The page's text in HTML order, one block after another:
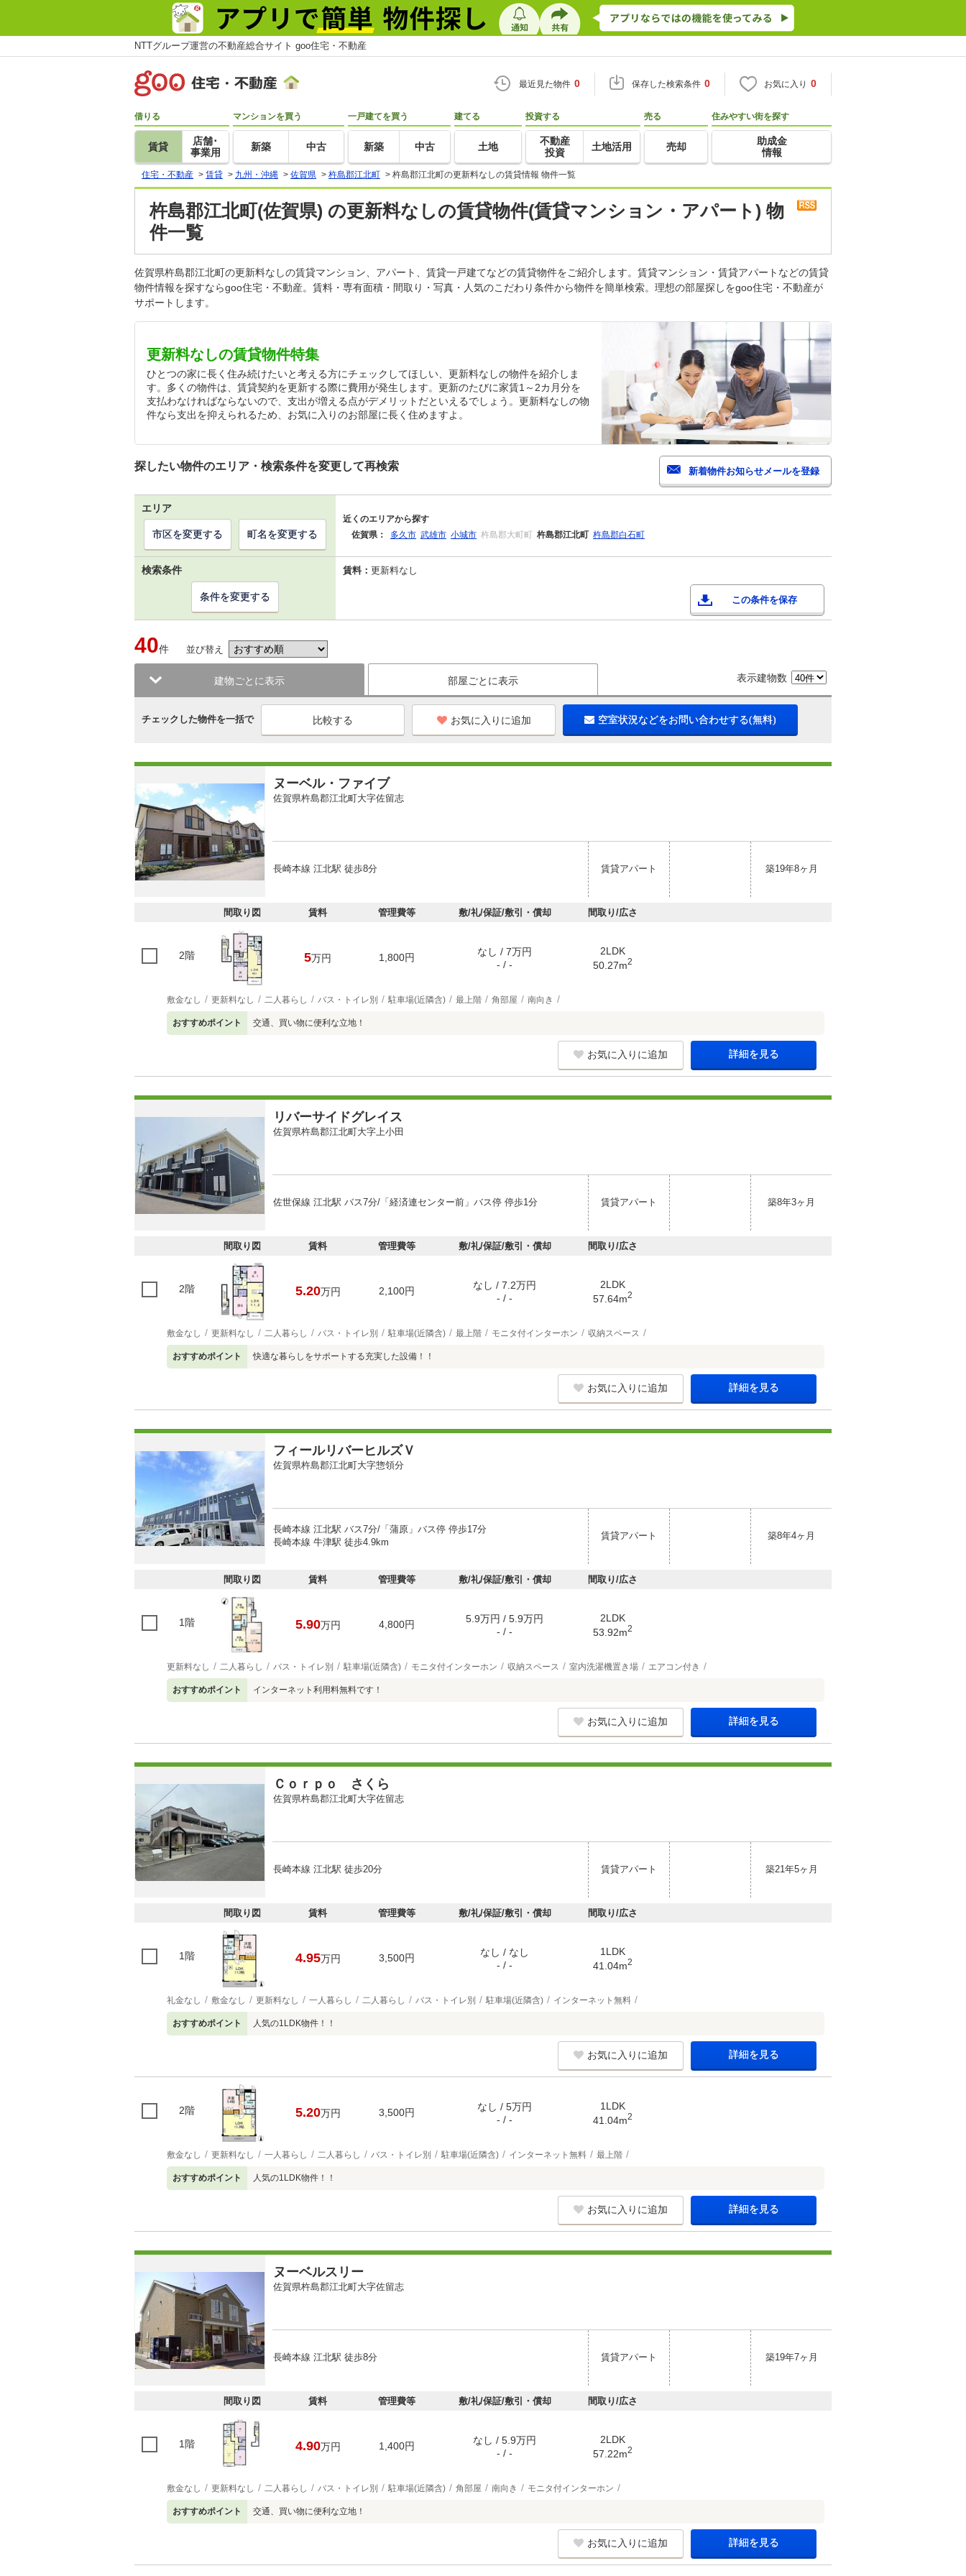
NTTグループ運営の不動産総合サイト goo住宅・不動産
最近見た物件 0 保存した検索条件 0 お気に入り 0
借りる
賃貸
店舗･
事業用
マンションを買う
新築 中古
一戸建てを買う
新築 中古
建てる
土地
投資する
不動産
投資
土地活用
売る
売却
住みやすい街を探す
助成金
情報
住宅・不動産 > 賃貸 > 九州・沖縄 > 佐賀県 > 杵島郡江北町 > 杵島郡江北町の更新料なしの賃貸情報 物件一覧
杵島郡江北町(佐賀県) の更新料なしの賃貸物件(賃貸マンション・アパート) 物
件一覧
佐賀県杵島郡江北町の更新料なしの賃貸マンション、アパート、賃貸一戸建てなどの賃貸物件をご紹介します。賃貸マンション・賃貸アパートなどの賃貸
物件情報を探すならgoo住宅・不動産。賃料・専有面積・間取り・写真・人気のこだわり条件から物件を簡単検索。理想の部屋探しをgoo住宅・不動産が
サポートします。
更新料なしの賃貸物件特集
ひとつの家に長く住み続けたいと考える方にチェックしてほしい、更新料なしの物件を紹介しま
す。多くの物件は、賃貸契約を更新する際に費用が発生します。更新のたびに家賃1～2カ月分を
支払わなければならないので、支出が増える点がデメリットだといえるでしょう。更新料なしの物
件なら支出を抑えられるため、お気に入りのお部屋に長く住めますよ。
探したい物件のエリア・検索条件を変更して再検索
エリア
近くのエリアから探す
佐賀県：
多久市 武雄市 小城市 杵島郡大町町 杵島郡江北町 杵島郡白石町
市区を変更する 町名を変更する
検索条件 賃料： 更新料なし
この条件を保存
条件を変更する
40件 並び替え
建物ごとに表示 部屋ごとに表示 表示建物数
チェックした物件を一括で お気に入りに追加 空室状況などをお問い合わせする(無料)
ヌーベル・ファイブ
佐賀県杵島郡江北町大字佐留志
長崎本線 江北駅 徒歩8分 賃貸アパート 築19年8ヶ月
間取り図 賃料 管理費等 敷/礼/保証/敷引・償却 間取り/広さ
2階 5万円 1,800円
なし / 7万円
- / -
2LDK
50.27m2
敷金なし 更新料なし 二人暮らし バス・トイレ別 駐車場(近隣含) 最上階 角部屋 南向き
おすすめポイント 交通、買い物に便利な立地！
お気に入りに追加 詳細を見る
リバーサイドグレイス
佐賀県杵島郡江北町大字上小田
佐世保線 江北駅 バス7分/「経済連センター前」バス停 停歩1分 賃貸アパート 築8年3ヶ月
間取り図 賃料 管理費等 敷/礼/保証/敷引・償却 間取り/広さ
2階 5.20万円 2,100円
なし / 7.2万円
- / -
2LDK
57.64m2
敷金なし 更新料なし 二人暮らし バス・トイレ別 駐車場(近隣含) 最上階 モニタ付インターホン 収納スペース
おすすめポイント 快適な暮らしをサポートする充実した設備！！
お気に入りに追加 詳細を見る
フィールリバーヒルズＶ
佐賀県杵島郡江北町大字惣領分
長崎本線 江北駅 バス7分/「蒲原」バス停 停歩17分
長崎本線 牛津駅 徒歩4.9km
賃貸アパート 築8年4ヶ月
間取り図 賃料 管理費等 敷/礼/保証/敷引・償却 間取り/広さ
1階 5.90万円 4,800円
5.9万円 / 5.9万円
- / -
2LDK
53.92m2
更新料なし 二人暮らし バス・トイレ別 駐車場(近隣含) モニタ付インターホン 収納スペース 室内洗濯機置き場 エアコン付き
おすすめポイント インターネット利用料無料です！
お気に入りに追加 詳細を見る
Ｃｏｒｐｏ さくら
佐賀県杵島郡江北町大字佐留志
長崎本線 江北駅 徒歩20分 賃貸アパート 築21年5ヶ月
間取り図 賃料 管理費等 敷/礼/保証/敷引・償却 間取り/広さ
1階 4.95万円 3,500円
なし / なし
- / -
1LDK
41.04m2
礼金なし 敷金なし 更新料なし 一人暮らし 二人暮らし バス・トイレ別 駐車場(近隣含) インターネット無料
おすすめポイント 人気の1LDK物件！！
お気に入りに追加 詳細を見る
2階 5.20万円 3,500円
なし / 5万円
- / -
1LDK
41.04m2
敷金なし 更新料なし 一人暮らし 二人暮らし バス・トイレ別 駐車場(近隣含) インターネット無料 最上階
おすすめポイント 人気の1LDK物件！！
お気に入りに追加 詳細を見る
ヌーベルスリー
佐賀県杵島郡江北町大字佐留志
長崎本線 江北駅 徒歩8分 賃貸アパート 築19年7ヶ月
間取り図 賃料 管理費等 敷/礼/保証/敷引・償却 間取り/広さ
1階 4.90万円 1,400円
なし / 5.9万円
- / -
2LDK
57.22m2
敷金なし 更新料なし 二人暮らし バス・トイレ別 駐車場(近隣含) 角部屋 南向き モニタ付インターホン
おすすめポイント 交通、買い物に便利な立地！
お気に入りに追加 詳細を見る